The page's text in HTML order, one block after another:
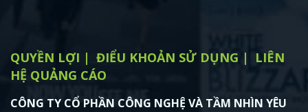
QUYỀN LỢI ĐIỂU KHOẢN SỬ DỤNG
LIÊN
HỆ QUẢNG CÁO
CÔNG TY CỔ PHẦN CÔNG NGHỆ VÀ TẦM NHÌN YÊU